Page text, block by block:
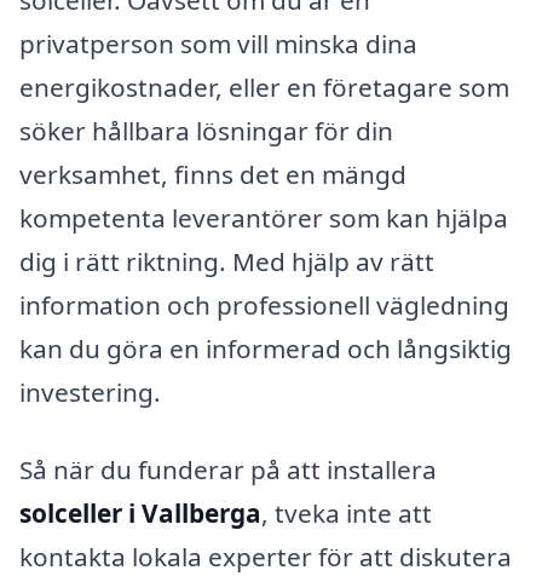
privatperson som vill minska dina
energikostnader, eller en företagare som
söker hållbara lösningar för din
verksamhet, finns det en mängd
kompetenta leverantörer som kan hjälpa
dig i rätt riktning. Med hjälp av rätt
information och professionell vägledning
kan du göra en informerad och långsiktig
investering.
Så när du funderar på att installera
solceller i Vallberga, tveka inte att
kontakta lokala experter för att diskutera